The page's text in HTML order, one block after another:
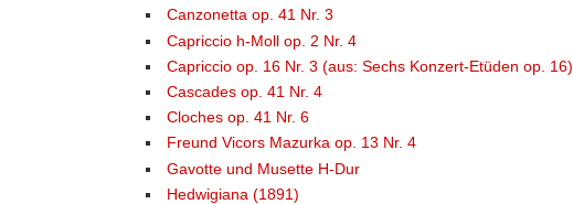
Canzonetta op. 41 Nr. 3
Capriccio h-Moll op. 2 Nr. 4
Capriccio op. 16 Nr. 3 (aus: Sechs Konzert-Etüden op. 16)
Cascades op. 41 Nr. 4
Cloches op. 41 Nr. 6
Freund Vicors Mazurka op. 13 Nr. 4
Gavotte und Musette H-Dur
Hedwigiana (1891)